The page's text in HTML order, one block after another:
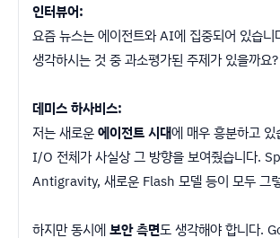
인터뷰어:
요즘 뉴스는 에이전트와 AI에 집중되어 있습니
생각하시는 것 중 과소평가된 주제가 있을까요?
데미스 하사비스:
저는 새로운에이전트 시대에 매우 흥분하고
I/O 전체가 사실상 그 방향을 보여줬습니다.
Antigravity, 새로운 Flash 모델 등이 모두 그
하지만 동시에보안 측면도 생각해야 합니다.